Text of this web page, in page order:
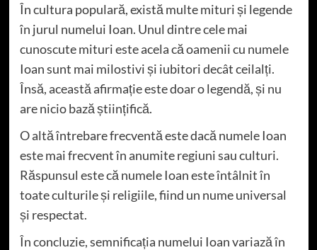
În cultura populară, există multe mituri și legende
în jurul numelui Ioan. Unul dintre cele mai
cunoscute mituri este acela că oamenii cu numele
Ioan sunt mai milostivi și iubitori decât ceilalți.
Însă, această afirmație este doar o legendă, și nu
are nicio bază științifică.
O altă întrebare frecventă este dacă numele Ioan
este mai frecvent în anumite regiuni sau culturi.
Răspunsul este că numele Ioan este întâlnit în
toate culturile și religiile, fiind un nume universal
și respectat.
În concluzie, semnificația numelui Ioan variază în